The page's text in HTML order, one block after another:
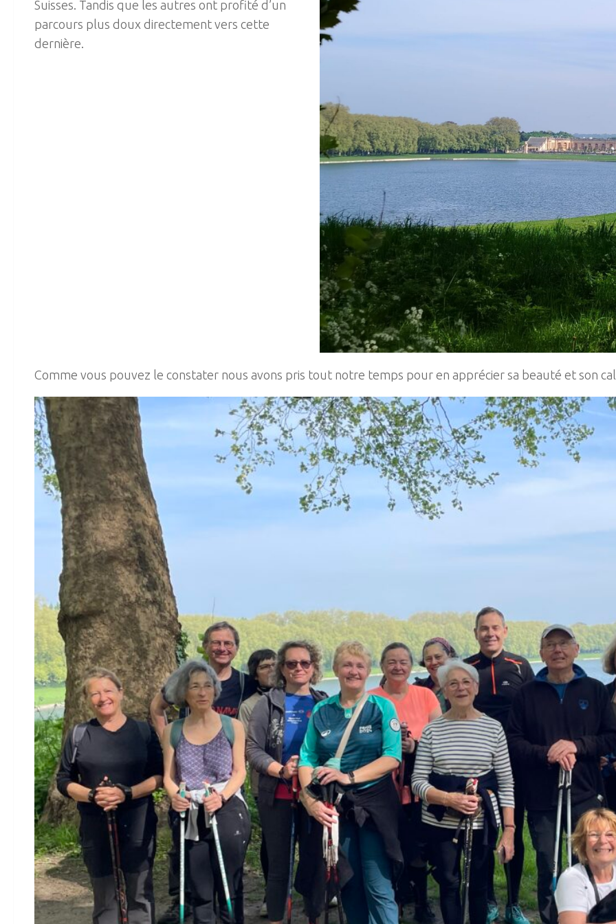
Suisses. Tandis que les autres ont profité d’un
parcours plus doux directement vers cette
dernière.
Comme vous pouvez le constater nous avons pris tout notre temps pour en apprécier sa beauté et son